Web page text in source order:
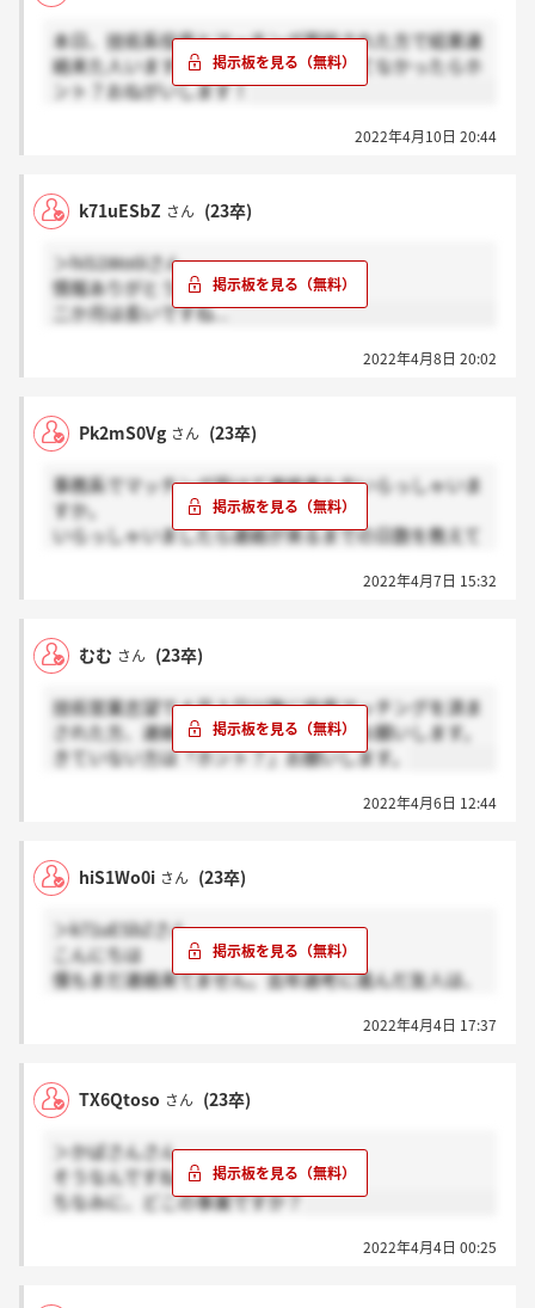
本日、技術系役員とマッチング面談された方で結果連
絡来た人いますか？来てたら感謝、来てなかったらホ
ント？おねがいします！
2022年4月10日 20:44
k71uESbZ さん (23卒)
＞hiS1Wo0iさん
情報ありがとうございます。
二か月は長いですね...
2022年4月8日 20:02
Pk2mS0Vg さん (23卒)
事務系でマッチング受けて連絡来た方いらっしゃいま
すか。
いらっしゃいましたら連絡が来るまでの日数を教えて
2022年4月7日 15:32
むむ さん (23卒)
技術営業志望で４月３日以降に役員マッチングを済ま
された方、連絡来ている方は「感謝」お願いします。
きていない方は「ホント？」お願いします。
2022年4月6日 12:44
hiS1Wo0i さん (23卒)
＞k71uESbZさん
こんにちは
僕もまだ連絡来てません。去年選考に進んだ友人は、
人によって選考の優先度が違うのかもしれません。後
に！
2022年4月4日 17:37
TX6Qtoso さん (23卒)
＞かばさんさん
そうなんですね！
ちなみに、どこの事業ですか？
2022年4月4日 00:25